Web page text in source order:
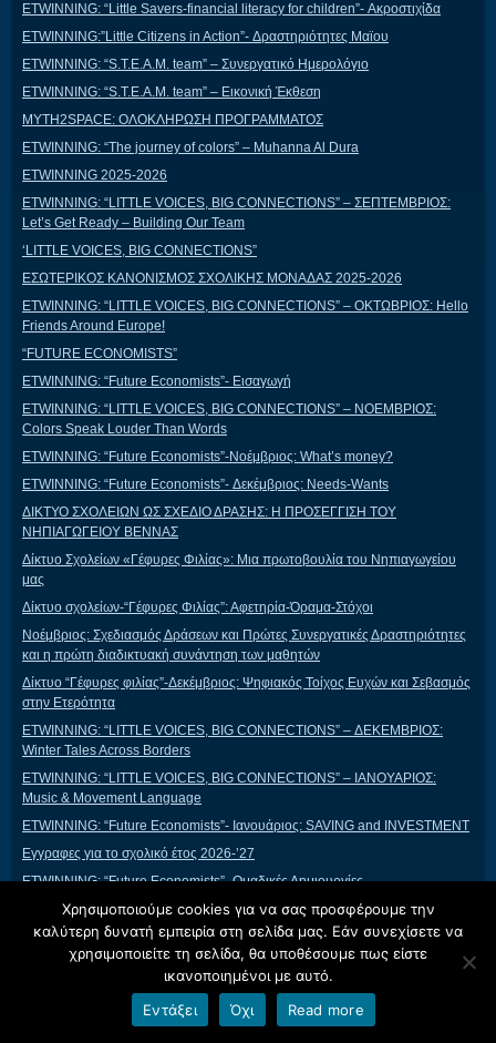
ETWINNING: “Little Savers-financial literacy for children”- Ακροστιχίδα
ETWINNING:”Little Citizens in Action”- Δραστηριότητες Μαϊου
ETWINNING: “S.T.E.A.M. team” – Συνεργατικό Ημερολόγιο
ETWINNING: “S.T.E.A.M. team” – Εικονική Έκθεση
MYTH2SPACE: ΟΛΟΚΛΗΡΩΣΗ ΠΡΟΓΡΑΜΜΑΤΟΣ
ETWINNING: “The journey of colors” – Muhanna Al Dura
ETWINNING 2025-2026
ETWINNING: “LITTLE VOICES, BIG CONNECTIONS” – ΣΕΠΤΕΜΒΡΙΟΣ:
Let’s Get Ready – Building Our Team
‘LITTLE VOICES, BIG CONNECTIONS”
ΕΣΩΤΕΡΙΚΟΣ ΚΑΝΟΝΙΣΜΟΣ ΣΧΟΛΙΚΗΣ ΜΟΝΑΔΑΣ 2025-2026
ETWINNING: “LITTLE VOICES, BIG CONNECTIONS” – ΟΚΤΩΒΡΙΟΣ: Hello
Friends Around Europe!
“FUTURE ECONOMISTS”
ETWINNING: “Future Economists”- Εισαγωγή
ETWINNING: “LITTLE VOICES, BIG CONNECTIONS” – ΝΟΕΜΒΡΙΟΣ:
Colors Speak Louder Than Words
ETWINNING: “Future Economists”-Νοέμβριος: What’s money?
ETWINNING: “Future Economists”- Δεκέμβριος: Needs-Wants
ΔΙΚΤΥΟ ΣΧΟΛΕΙΩΝ ΩΣ ΣΧΕΔΙΟ ΔΡΑΣΗΣ: Η ΠΡΟΣΕΓΓΙΣΗ ΤΟΥ
ΝΗΠΙΑΓΩΓΕΙΟΥ ΒΕΝΝΑΣ
Δίκτυο Σχολείων «Γέφυρες Φιλίας»: Μια πρωτοβουλία του Νηπιαγωγείου
μας
Δίκτυο σχολείων-“Γέφυρες Φιλίας”: Αφετηρία-Όραμα-Στόχοι
Νοέμβριος: Σχεδιασμός Δράσεων και Πρώτες Συνεργατικές Δραστηριότητες
και η πρώτη διαδικτυακή συνάντηση των μαθητών
Δίκτυο “Γέφυρες φιλίας”-Δεκέμβριος: Ψηφιακός Τοίχος Ευχών και Σεβασμός
στην Ετερότητα
ETWINNING: “LITTLE VOICES, BIG CONNECTIONS” – ΔΕΚΕΜΒΡΙΟΣ:
Winter Tales Across Borders
ETWINNING: “LITTLE VOICES, BIG CONNECTIONS” – ΙΑΝΟΥΑΡΙΟΣ:
Music & Movement Language
ETWINNING: “Future Economists”- Ιανουάριος: SAVING and INVESTMENT
Εγγραφες για το σχολικό έτος 2026-’27
ETWINNING: “Future Economists”- Ομαδικές Δημιουργίες
ETWINNING: “Future Economists”-Κλείσιμο έργου
ETWINNING: “LITTLE VOICES, BIG CONNECTIONS” – ΦΕΒΡΟΥΑΡΙΟΣ:
Building Bridges of Friendship
ETWINNING: “LITTLE VOICES, BIG CONNECTIONS” – ΦΕΒΡΟΥΑΡΙΟΣ:
Χρησιμοποιούμε cookies για να σας προσφέρουμε την
καλύτερη δυνατή εμπειρία στη σελίδα μας. Εάν συνεχίσετε να
χρησιμοποιείτε τη σελίδα, θα υποθέσουμε πως είστε
ικανοποιημένοι με αυτό.
Εντάξει
Όχι Read more